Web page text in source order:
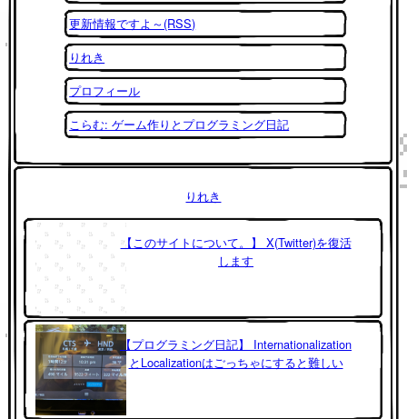
更新情報ですよ～(RSS)
りれき
プロフィール
こらむ: ゲーム作りとプログラミング日記
りれき
【このサイトについて。】 X(Twitter)を復活
します
【プログラミング日記】 Internationalization
とLocalizationはごっちゃにすると難しい